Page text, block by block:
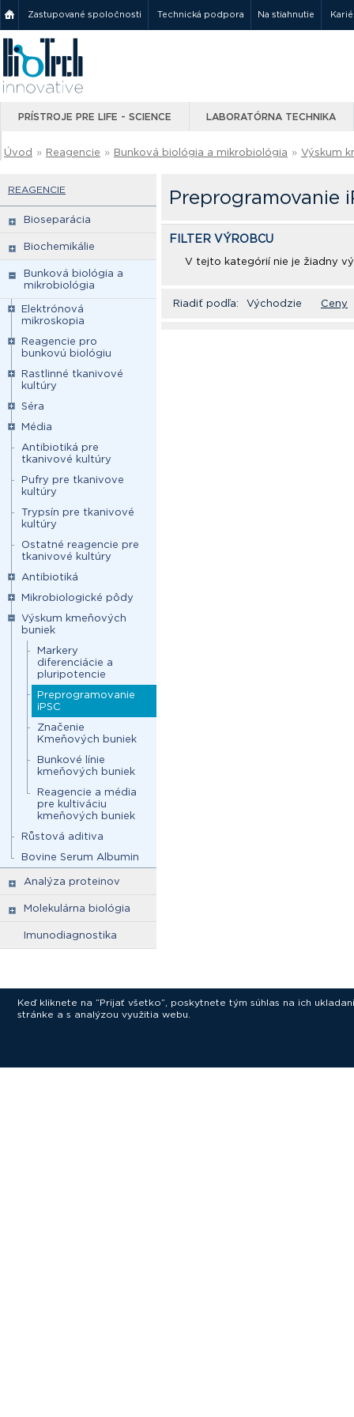
Zastupované spoločnosti Technická podpora Na stiahnutie
PRÍSTROJE PRE LIFE - SCIENCE LABORATÓRNA TECHNIKA
Úvod » Reagencie » Bunková biológia a mikrobiológia » Výskum
REAGENCIE
Bioseparácia
Biochemikálie
Bunková biológia a
mikrobiológia
Elektrónová
mikroskopia
Reagencie pro
bunkovú biológiu
Rastlinné tkanivové
kultúry
Séra
Média
Antibiotiká pre
tkanivové kultúry
Pufry pre tkanivove
kultúry
Trypsín pre tkanivové
kultúry
Ostatné reagencie pre
tkanivové kultúry
Antibiotiká
Mikrobiologické pôdy
Výskum kmeňových
buniek
Markery
diferenciácie a
pluripotencie
Preprogramovanie
iPSC
Značenie
Kmeňových buniek
Bunkové línie
kmeňových buniek
Reagencie a média
pre kultiváciu
kmeňových buniek
Růstová aditiva
Bovine Serum Albumin
Analýza proteinov
Molekulárna biológia
Imunodiagnostika
Preprogramovanie
FILTER VÝROBCU
V tejto kategórií nie je žiadny
Riadiť podľa: Východzie Ceny
Keď kliknete na “Prijať všetko”, poskytnete tým súhlas na ich
stránke a s analýzou využitia webu.